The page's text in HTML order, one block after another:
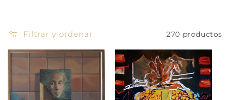
:
Filtrar y ordenar 270 productos